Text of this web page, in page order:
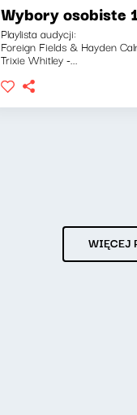
Wybory osobiste
Playlista audycji:
Foreign Fields & Hayden
Trixie Whitley -...
WIĘCEJ